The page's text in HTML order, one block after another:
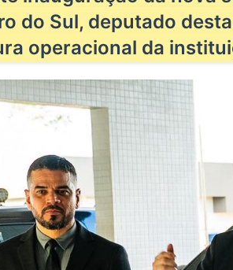
do Sul, deputado
operacional da